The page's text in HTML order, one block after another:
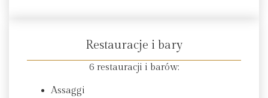
Restauracje i bary
6 restauracji i barów:
Assaggi